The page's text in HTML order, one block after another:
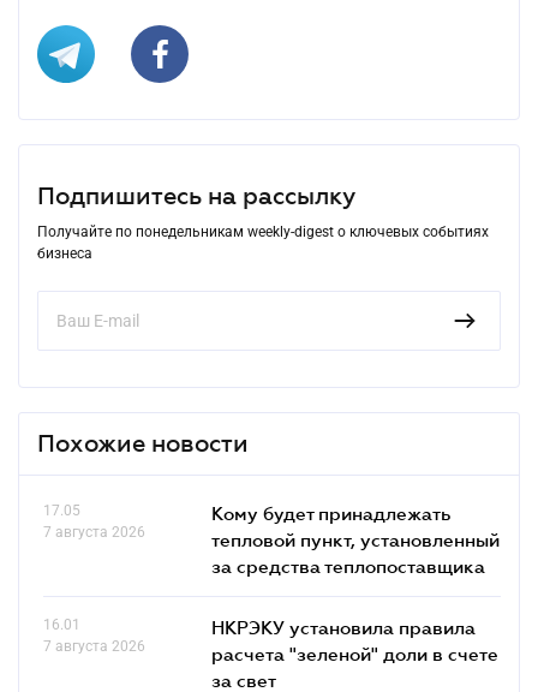
Подпишитесь на рассылку
Получайте по понедельникам weekly-digest о ключевых событиях
бизнеса
Похожие новости
17.05
7 августа 2026
Кому будет принадлежать
тепловой пункт, установленный
за средства теплопоставщика
16.01
7 августа 2026
НКРЭКУ установила правила
расчета "зеленой" доли в счете
за свет